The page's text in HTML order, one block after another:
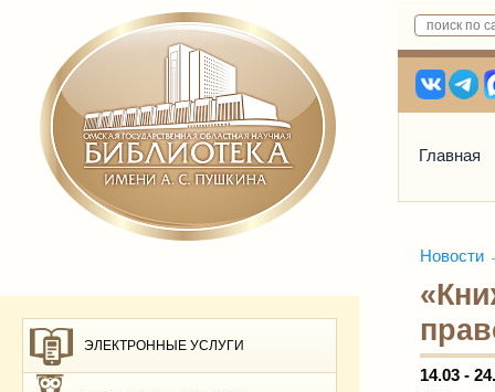
Главная
ЭЛЕКТРОННЫЕ УСЛУГИ
Новости
14.03 -